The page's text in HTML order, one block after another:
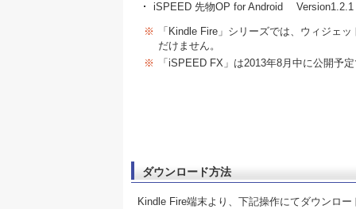
iSPEED 先物OP for Android Version1.2.1
※
「Kindle Fire」シリーズでは、ウィジェ
だけません。
※
「iSPEED FX」は2013年8月中に公開予
ダウンロード方法
Kindle Fire端末より、下記操作にてダウンロ